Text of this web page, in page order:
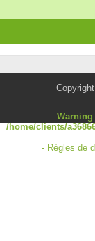
Warning
/home/clients/
- Règles de